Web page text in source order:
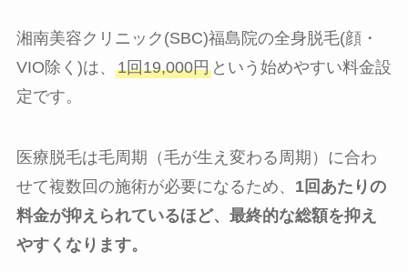
湘南美容クリニック(SBC)福島院の全身脱毛(顔・
VIO除く)は、 1回19,000円という始めやすい料金設
定です。
医療脱毛は毛周期（毛が生え変わる周期）に合わ
せて複数回の施術が必要になるため、 1回あたりの
料金が抑えられているほど、最終的な総額を抑え
やすくなります。